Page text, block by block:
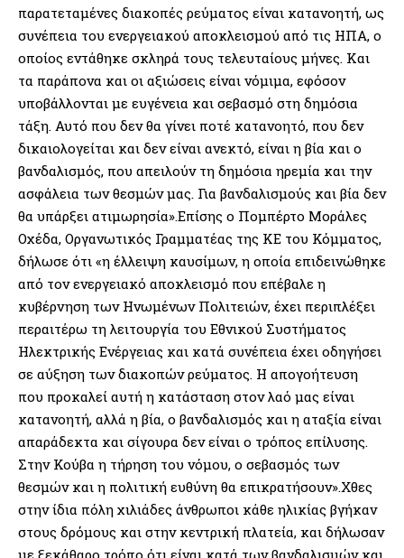
παρατεταμένες διακοπές ρεύματος είναι κατανοητή, ως
συνέπεια του ενεργειακού αποκλεισμού από τις ΗΠΑ, ο
οποίος εντάθηκε σκληρά τους τελευταίους μήνες. Και
τα παράπονα και οι αξιώσεις είναι νόμιμα, εφόσον
υποβάλλονται με ευγένεια και σεβασμό στη δημόσια
τάξη. Αυτό που δεν θα γίνει ποτέ κατανοητό, που δεν
δικαιολογείται και δεν είναι ανεκτό, είναι η βία και ο
βανδαλισμός, που απειλούν τη δημόσια ηρεμία και την
ασφάλεια των θεσμών μας. Για βανδαλισμούς και βία δεν
θα υπάρξει ατιμωρησία».Επίσης ο Πομπέρτο Μοράλες
Οχέδα, Οργανωτικός Γραμματέας της ΚΕ του Κόμματος,
δήλωσε ότι «η έλλειψη καυσίμων, η οποία επιδεινώθηκε
από τον ενεργειακό αποκλεισμό που επέβαλε η
κυβέρνηση των Ηνωμένων Πολιτειών, έχει περιπλέξει
περαιτέρω τη λειτουργία του Εθνικού Συστήματος
Ηλεκτρικής Ενέργειας και κατά συνέπεια έχει οδηγήσει
σε αύξηση των διακοπών ρεύματος. Η απογοήτευση
που προκαλεί αυτή η κατάσταση στον λαό μας είναι
κατανοητή, αλλά η βία, ο βανδαλισμός και η αταξία είναι
απαράδεκτα και σίγουρα δεν είναι ο τρόπος επίλυσης.
Στην Κούβα η τήρηση του νόμου, ο σεβασμός των
θεσμών και η πολιτική ευθύνη θα επικρατήσουν».Χθες
στην ίδια πόλη χιλιάδες άνθρωποι κάθε ηλικίας βγήκαν
στους δρόμους και στην κεντρική πλατεία, και δήλωσαν
με ξεκάθαρο τρόπο ότι είναι κατά των βανδαλισμών και